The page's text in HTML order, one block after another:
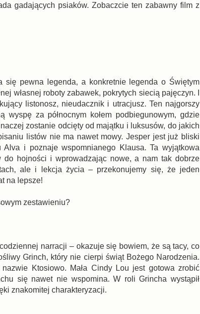
gadających psiaków. Zobaczcie ten zabawny film z
się pewna legenda, a konkretnie legenda o Świętym
własnej roboty zabawek, pokrytych siecią pajęczyn. I
listonosz, nieudacznik i utracjusz. Ten najgorszy
za północnym kołem podbiegunowym, gdzie
zostanie odcięty od majątku i luksusów, do jakich
listów nie ma nawet mowy. Jesper jest już bliski
i poznaje wspomnianego Klausa. Ta wyjątkowa
do hojności i wprowadzając nowe, a nam tak dobrze
ale i lekcja życia – przekonujemy się, że jeden
na lepsze!
zestawieniu?
narracji – okazuje się bowiem, że są tacy, co
Grinch, który nie cierpi świąt Bożego Narodzenia.
Ktosiowo. Mała Cindy Lou jest gotowa zrobić
się nawet nie wspomina. W roli Grincha wystąpił
znakomitej charakteryzacji.